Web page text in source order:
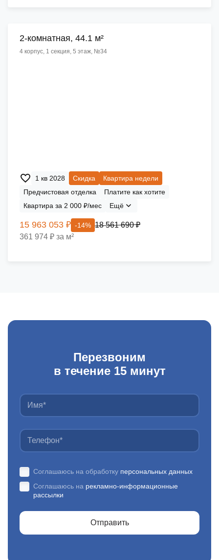
2-комнатная, 44.1 м²
4 корпус, 1 секция, 5 этаж, №34
1 кв 2028 Скидка
Квартира недели
Предчистовая отделка
Платите как хотите
Квартира за 2 000 ₽/мес
Ещё
15 963 053 ₽ -14% 18 561 690 ₽
361 974 ₽ за м²
Перезвоним
в течение 15 минут
Соглашаюсь на обработку персональных данных
Соглашаюсь на рекламно-информационные
рассылки
Отправить